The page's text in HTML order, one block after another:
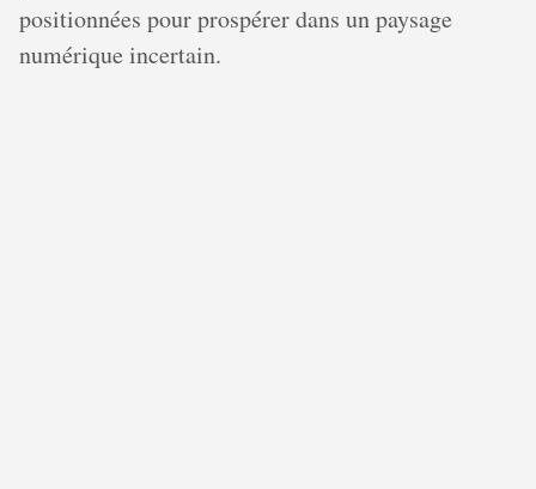
positionnées pour prospérer dans un paysage
numérique incertain.